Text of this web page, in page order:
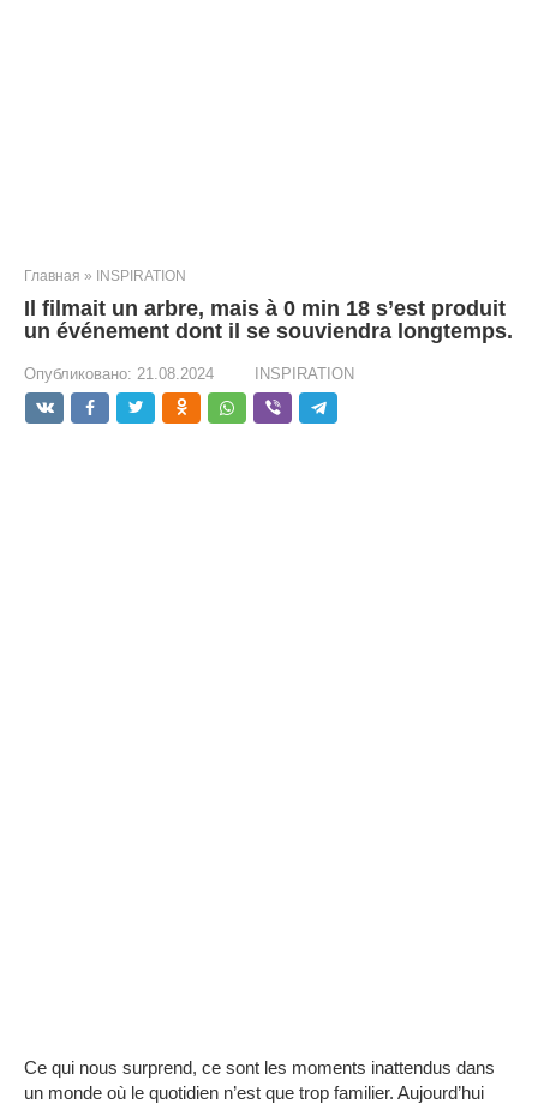
Главная » INSPIRATION
Il filmait un arbre, mais à 0 min 18 s’est produit
un événement dont il se souviendra longtemps.
Опубликовано: 21.08.2024 INSPIRATION
Ce qui nous surprend, ce sont les moments inattendus dans
un monde où le quotidien n’est que trop familier. Aujourd’hui